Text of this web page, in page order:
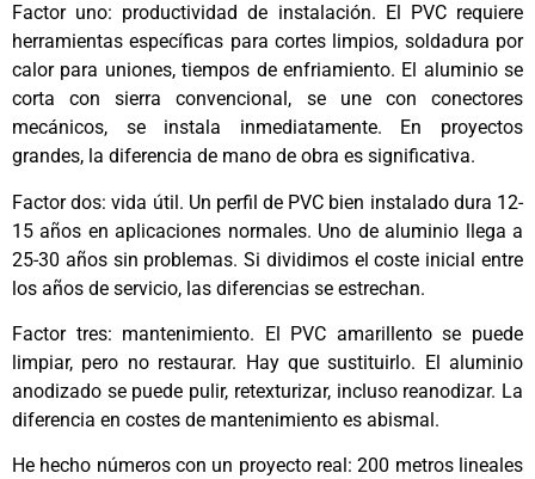
Factor uno: productividad de instalación. El PVC requiere
herramientas específicas para cortes limpios, soldadura por
calor para uniones, tiempos de enfriamiento. El aluminio se
corta con sierra convencional, se une con conectores
mecánicos, se instala inmediatamente. En proyectos
grandes, la diferencia de mano de obra es significativa.
Factor dos: vida útil. Un perfil de PVC bien instalado dura 12-
15 años en aplicaciones normales. Uno de aluminio llega a
25-30 años sin problemas. Si dividimos el coste inicial entre
los años de servicio, las diferencias se estrechan.
Factor tres: mantenimiento. El PVC amarillento se puede
limpiar, pero no restaurar. Hay que sustituirlo. El aluminio
anodizado se puede pulir, retexturizar, incluso reanodizar. La
diferencia en costes de mantenimiento es abismal.
He hecho números con un proyecto real: 200 metros lineales